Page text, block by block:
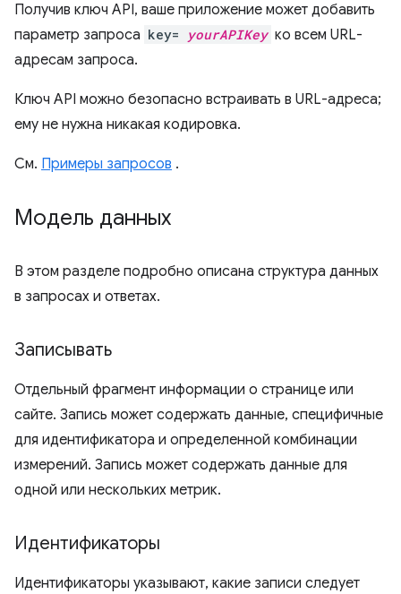
Получив ключ API, ваше приложение может добавить
параметр запроса key= yourAPIKey ко всем URL-
адресам запроса.
Ключ API можно безопасно встраивать в URL-адреса;
ему не нужна никакая кодировка.
См. Примеры запросов .
Модель данных
В этом разделе подробно описана структура данных
в запросах и ответах.
Записывать
Отдельный фрагмент информации о странице или
сайте. Запись может содержать данные, специфичные
для идентификатора и определенной комбинации
измерений. Запись может содержать данные для
одной или нескольких метрик.
Идентификаторы
Идентификаторы указывают, какие записи следует